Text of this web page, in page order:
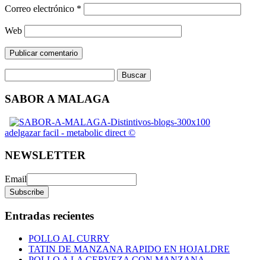
Correo electrónico *
Web
SABOR A MALAGA
adelgazar facil - metabolic direct ©
NEWSLETTER
Email
Entradas recientes
POLLO AL CURRY
TATIN DE MANZANA RAPIDO EN HOJALDRE